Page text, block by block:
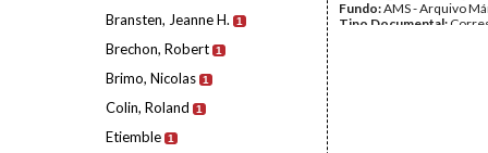
Bransten, Jeanne H. 1
Brechon, Robert 1
Brimo, Nicolas 1
Colin, Roland 1
Etiemble 1
Fundo:AMS - Arquivo
Tipo Documental: